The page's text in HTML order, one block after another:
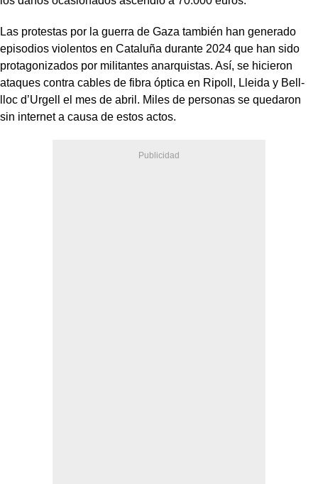
Las protestas por la guerra de Gaza también han generado
episodios violentos en Cataluña durante 2024 que han sido
protagonizados por militantes anarquistas. Así, se hicieron
ataques contra cables de fibra óptica en Ripoll, Lleida y Bell-
lloc d’Urgell el mes de abril. Miles de personas se quedaron
sin internet a causa de estos actos.